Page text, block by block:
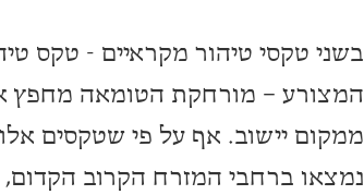
בשני טקסי טיהור מקראיים - טקס
המצורע – מורחקת הטומאה מחפץ
ממקום יישוב. אף על פי שטקסים
נמצאו ברחבי המזרח הקרוב הקדום,